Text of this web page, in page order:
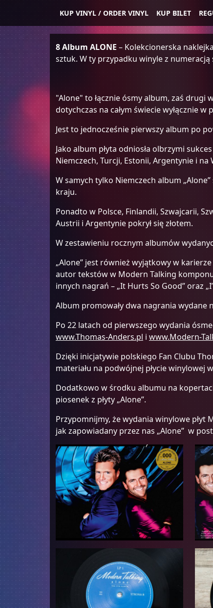
KUP VINYL / ORDER VINYL KUP BILET
8 Album ALONE – Kolekcionerska
sztuk. W ty przypadku winyle z
"Alone" to łącznie ósmy album, zaś
dotychczas na całym świecie wyłącznie
Jest to jednocześnie pierwszy album po
Jako album płyta odniosła olbrzymi
Niemczech, Turcji, Estonii, Argentynie i na
W samych tylko Niemczech album
kraju.
Ponadto w Polsce, Finlandii, Szwajcarii,
Austrii i Argentynie pokrył się złotem.
W zestawieniu rocznym albumów
„Alone” jest również wyjątkowy w
autor tekstów w Modern Talking
innych nagrań – „It Hurts So Good” oraz
Album promowały dwa nagrania wydane
Po 22 latach od pierwszego wydania
www.Thomas-Anders.pl i www.Modern-
Dzięki inicjatywie polskiego Fan Clubu
materiału na podwójnej płycie winylowej
Dodatkowo w środku albumu na
piosenek z płyty „Alone”.
Przypomnijmy, że wydania winylowe płyt
jak zapowiadany przez nas „Alone” w